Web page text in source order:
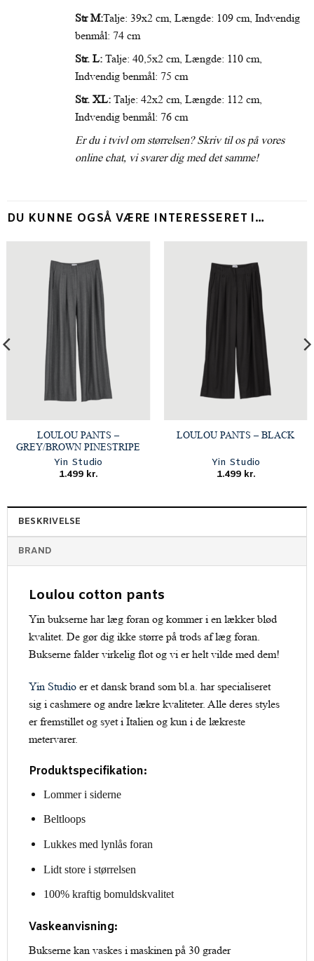
Str M:Talje: 39x2 cm, Længde: 109 cm, Indvendig
benmål: 74 cm
Str. L: Talje: 40,5x2 cm, Længde: 110 cm,
Indvendig benmål: 75 cm
Str. XL: Talje: 42x2 cm, Længde: 112 cm,
Indvendig benmål: 76 cm
Er du i tvivl om størrelsen? Skriv til os på vores
online chat, vi svarer dig med det samme!
DU KUNNE OGSÅ VÆRE INTERESSERET I…
LOULOU PANTS –
GREY/BROWN PINESTRIPE
Yin Studio
1.499 kr.
LOULOU PANTS – BLACK
Yin Studio
1.499 kr.
BESKRIVELSE
BRAND
Loulou cotton pants
Yin bukserne har læg foran og kommer i en lækker blød
kvalitet. De gør dig ikke større på trods af læg foran.
Bukserne falder virkelig flot og vi er helt vilde med dem!
Yin Studioer et dansk brand som bl.a. har specialiseret
sig i cashmere og andre lækre kvaliteter. Alle deres styles
er fremstillet og syet i Italien og kun i de lækreste
metervarer.
Produktspecifikation:
Lommer i siderne
Beltloops
Lukkes med lynlås foran
Lidt store i størrelsen
100% kraftig bomuldskvalitet
Vaskeanvisning:
Bukserne kan vaskes i maskinen på 30 grader
FÅ 10% RABAT
og inspiration direkte i din indbakke.